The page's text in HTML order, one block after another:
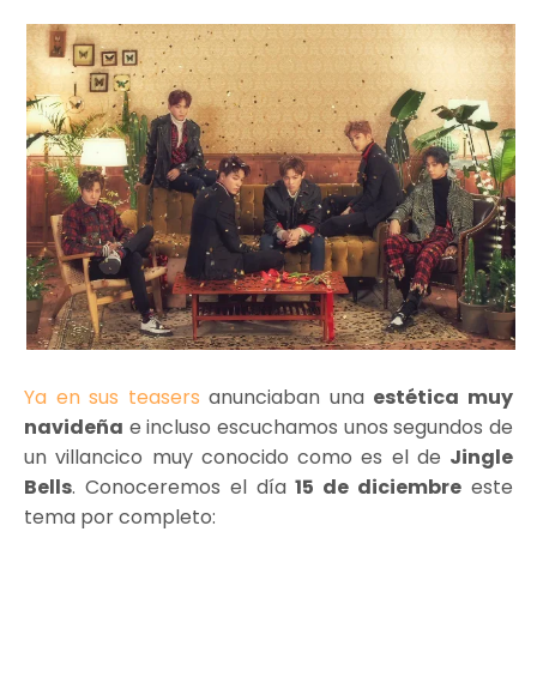
Ya en sus teasers anunciaban una estética muy
navideña e incluso escuchamos unos segundos de
un villancico muy conocido como es el de Jingle
Bells. Conoceremos el día15 de diciembre este
tema por completo: